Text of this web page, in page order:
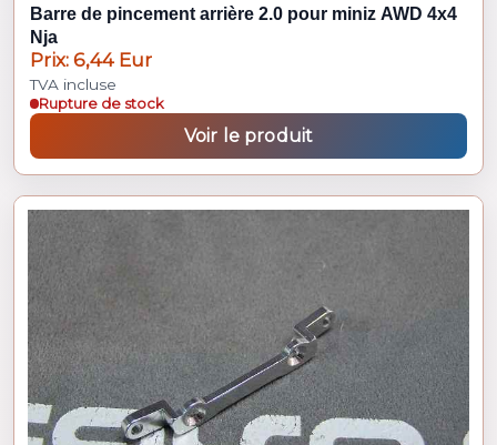
Barre de pincement arrière 2.0 pour miniz AWD 4x4
Nja
Prix: 6,44 Eur
TVA incluse
Rupture de stock
Voir le produit